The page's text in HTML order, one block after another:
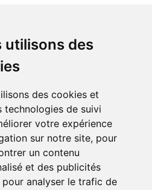
utilisons des
des cookies et
technologies de suivi
votre expérience
sur notre site, pour
un contenu
et des publicités
pour analyser le trafic de
votre commande à Amiens
ou recevez-là rapidement
sociaux